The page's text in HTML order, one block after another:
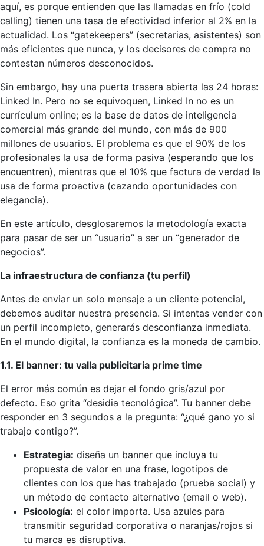
aquí, es porque entienden que las llamadas en frío (cold
calling) tienen una tasa de efectividad inferior al 2% en la
actualidad. Los “gatekeepers” (secretarias, asistentes) son
más eficientes que nunca, y los decisores de compra no
contestan números desconocidos.
Sin embargo, hay una puerta trasera abierta las 24 horas:
Linked In. Pero no se equivoquen, Linked In no es un
currículum online; es la base de datos de inteligencia
comercial más grande del mundo, con más de 900
millones de usuarios. El problema es que el 90% de los
profesionales la usa de forma pasiva (esperando que los
encuentren), mientras que el 10% que factura de verdad la
usa de forma proactiva (cazando oportunidades con
elegancia).
En este artículo, desglosaremos la metodología exacta
para pasar de ser un “usuario” a ser un “generador de
negocios”.
La infraestructura de confianza (tu perfil)
Antes de enviar un solo mensaje a un cliente potencial,
debemos auditar nuestra presencia. Si intentas vender con
un perfil incompleto, generarás desconfianza inmediata.
En el mundo digital, la confianza es la moneda de cambio.
1.1. El banner: tu valla publicitaria prime time
El error más común es dejar el fondo gris/azul por
defecto. Eso grita “desidia tecnológica”. Tu banner debe
responder en 3 segundos a la pregunta: “¿qué gano yo si
trabajo contigo?”.
Estrategia: diseña un banner que incluya tu
propuesta de valor en una frase, logotipos de
clientes con los que has trabajado (prueba social) y
un método de contacto alternativo (email o web).
Psicología: el color importa. Usa azules para
transmitir seguridad corporativa o naranjas/rojos si
tu marca es disruptiva.